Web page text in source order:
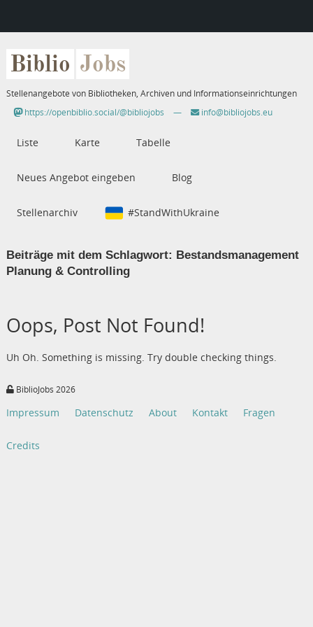
Biblio Jobs
Stellenangebote von Bibliotheken, Archiven und Informationseinrichtungen
https://openbiblio.social/@bibliojobs
— info@bibliojobs.eu
Liste Karte Tabelle
Neues Angebot eingeben Blog
Stellenarchiv #StandWithUkraine
Beiträge mit dem Schlagwort: Bestandsmanagement
Planung & Controlling
Oops, Post Not Found!
Uh Oh. Something is missing. Try double checking things.
BiblioJobs 2026
Impressum Datenschutz About Kontakt Fragen
Credits